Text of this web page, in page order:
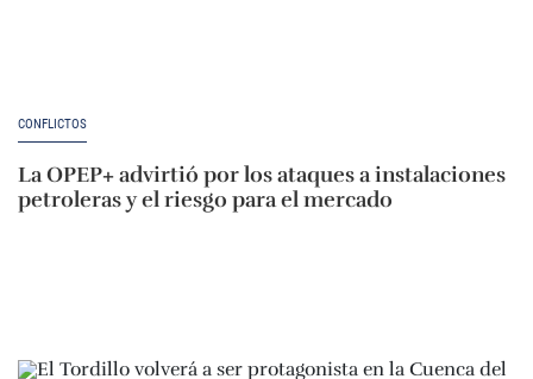
CONFLICTOS
La OPEP+ advirtió por los ataques a instalaciones
petroleras y el riesgo para el mercado